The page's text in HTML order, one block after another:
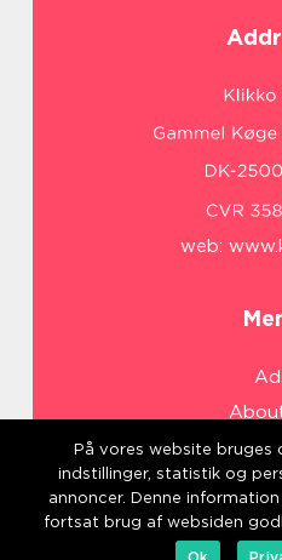
web:
På vores website bruges
indstillinger, statistik og
annoncer. Denne
fortsat brug af websiden